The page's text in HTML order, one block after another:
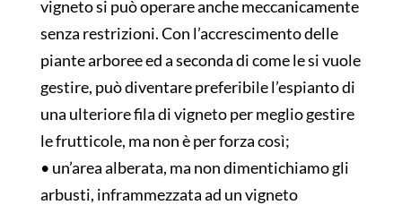
vigneto si può operare anche meccanicamente
senza restrizioni. Con l’accrescimento delle
piante arboree ed a seconda di come le si vuole
gestire, può diventare preferibile l’espianto di
una ulteriore fila di vigneto per meglio gestire
le frutticole, ma non è per forza così;
• un’area alberata, ma non dimentichiamo gli
arbusti, inframmezzata ad un vigneto